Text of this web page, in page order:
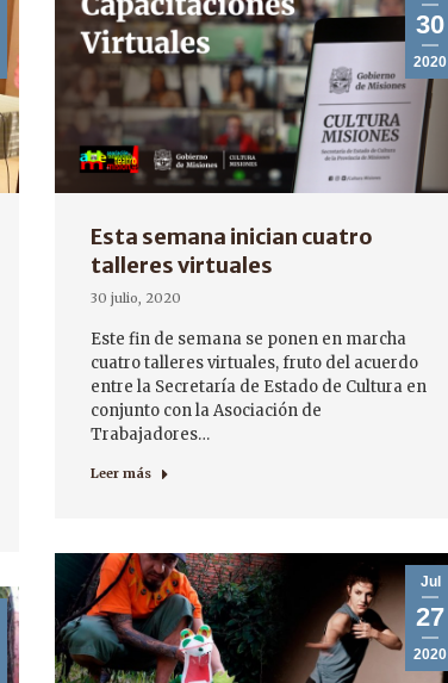
30
2020
Esta semana inician cuatro
talleres virtuales
30 julio, 2020
Este fin de semana se ponen en marcha
cuatro talleres virtuales, fruto del acuerdo
entre la Secretaría de Estado de Cultura en
conjunto con la Asociación de
Trabajadores…
Leer más
Jul
27
2020